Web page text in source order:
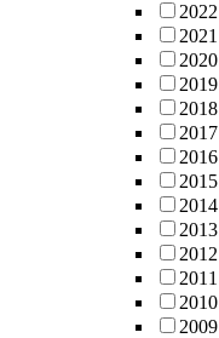
2022
2021
2020
2019
2018
2017
2016
2015
2014
2013
2012
2011
2010
2009